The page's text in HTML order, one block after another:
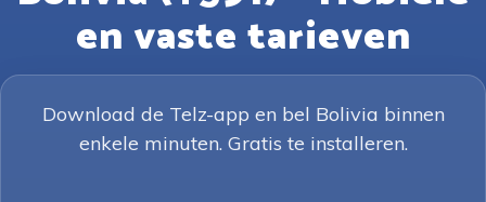
en vaste tarieven
Download de Telz-app en bel Bolivia binnen
enkele minuten. Gratis te installeren.